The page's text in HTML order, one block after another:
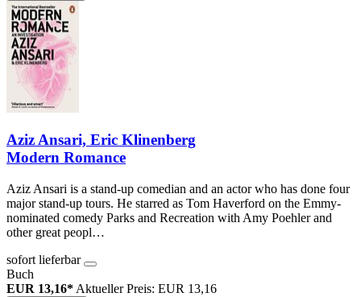
Aziz Ansari, Eric Klinenberg
Modern Romance
Aziz Ansari is a stand-up comedian and an actor who has done four
major stand-up tours. He starred as Tom Haverford on the Emmy-
nominated comedy Parks and Recreation with Amy Poehler and
other great peopl…
sofort lieferbar
Buch
EUR 13,16* Aktueller Preis: EUR 13,16